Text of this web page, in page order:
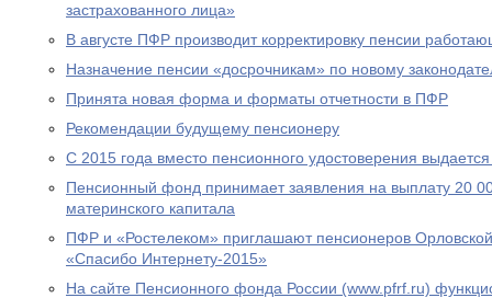
застрахованного лица»
В августе ПФР производит корректировку пенсии
Назначение пенсии «досрочникам» по новому
Принята новая форма и форматы отчетности в ПФР
Рекомендации будущему пенсионеру
С 2015 года вместо пенсионного удостоверения выдается
Пенсионный фонд принимает заявления на выплату 20
материнского капитала
ПФР и «Ростелеком» приглашают пенсионеров Орловской
«Спасибо Интернету-2015»
На сайте Пенсионного фонда России (www.pfrf.ru)